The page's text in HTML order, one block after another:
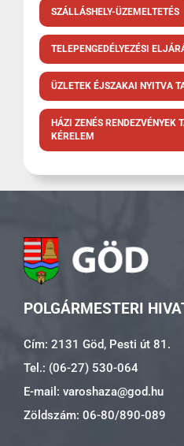
SZÁLLÁSHELY-ÜZEMELTETÉS
TELEPENGEDÉLYEZÉSI
ÜZLETEK ÉJSZAKAI NYITVA
HÁZI ZENÉS RENDEZVÉNYEK
KÉRELEM
POLGÁRMESTERI
Cím: 2131 Göd, Pesti út 81.
Tel.: (06-27) 530-064
E-mail: varoshaza@god.hu
Zöldszám: 06-80/890-089